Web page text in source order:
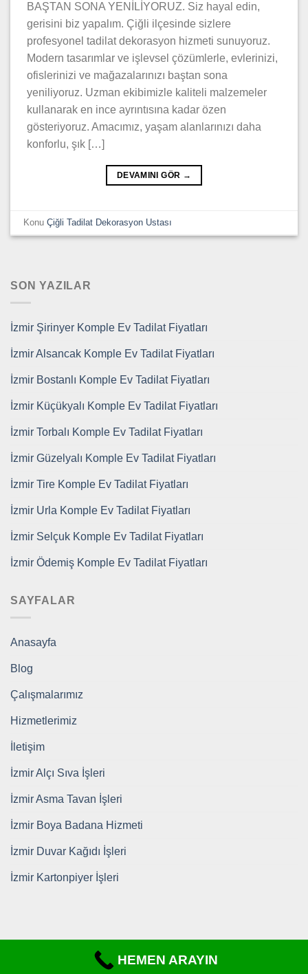
BAŞTAN SONA YENİLİYORUZ. Siz hayal edin,
gerisini biz yapalım. Çiğli ilçesinde sizlere
profesyonel tadilat dekorasyon hizmeti sunuyoruz.
Modern tasarımlar ve işlevsel çözümlerle, evlerinizi,
ofislerinizi ve mağazalarınızı baştan sona
yeniliyoruz. Uzman ekibimizle kaliteli malzemeler
kullanarak en ince ayrıntısına kadar özen
gösteriyoruz. Amacımız, yaşam alanlarınızı daha
konforlu, şık […]
DEVAMINI GÖR →
KonuÇiğli Tadilat Dekorasyon Ustası
SON YAZILAR
İzmir Şirinyer Komple Ev Tadilat Fiyatları
İzmir Alsancak Komple Ev Tadilat Fiyatları
İzmir Bostanlı Komple Ev Tadilat Fiyatları
İzmir Küçükyalı Komple Ev Tadilat Fiyatları
İzmir Torbalı Komple Ev Tadilat Fiyatları
İzmir Güzelyalı Komple Ev Tadilat Fiyatları
İzmir Tire Komple Ev Tadilat Fiyatları
İzmir Urla Komple Ev Tadilat Fiyatları
İzmir Selçuk Komple Ev Tadilat Fiyatları
İzmir Ödemiş Komple Ev Tadilat Fiyatları
SAYFALAR
Anasayfa
Blog
Çalışmalarımız
Hizmetlerimiz
İletişim
İzmir Alçı Sıva İşleri
İzmir Asma Tavan İşleri
İzmir Boya Badana Hizmeti
İzmir Duvar Kağıdı İşleri
İzmir Kartonpiyer İşleri
Copyright 2026 © https://www.tadilatdekorizmir.com/
HEMEN ARAYIN